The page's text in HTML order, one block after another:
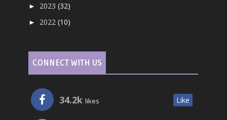
► 2023(32)
► 2022(10)
CONNECT WITH US
34.2k likes Like